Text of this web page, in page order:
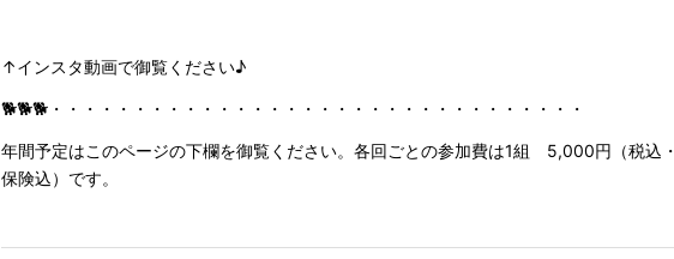
↑インスタ動画で御覧ください♪
🐕🐕🐕・・・・・・・・・・・・・・・・・・・・・・・・・・・・・・・・
年間予定はこのページの下欄を御覧ください。各回ごとの参加費は1組 5,000円（税込・
保険込）です。